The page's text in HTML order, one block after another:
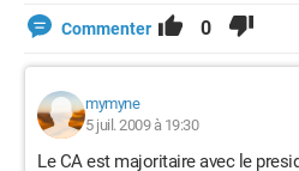
Commenter 0
mymyne
5 juil. 2009 à 19:30
Le CA est majoritaire avec le